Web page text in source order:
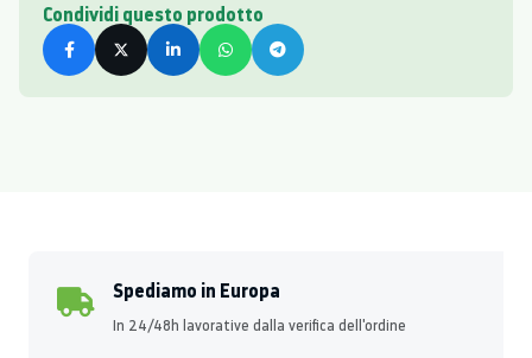
Condividi questo prodotto
Spediamo in Europa
In 24/48h lavorative dalla verifica dell'ordine